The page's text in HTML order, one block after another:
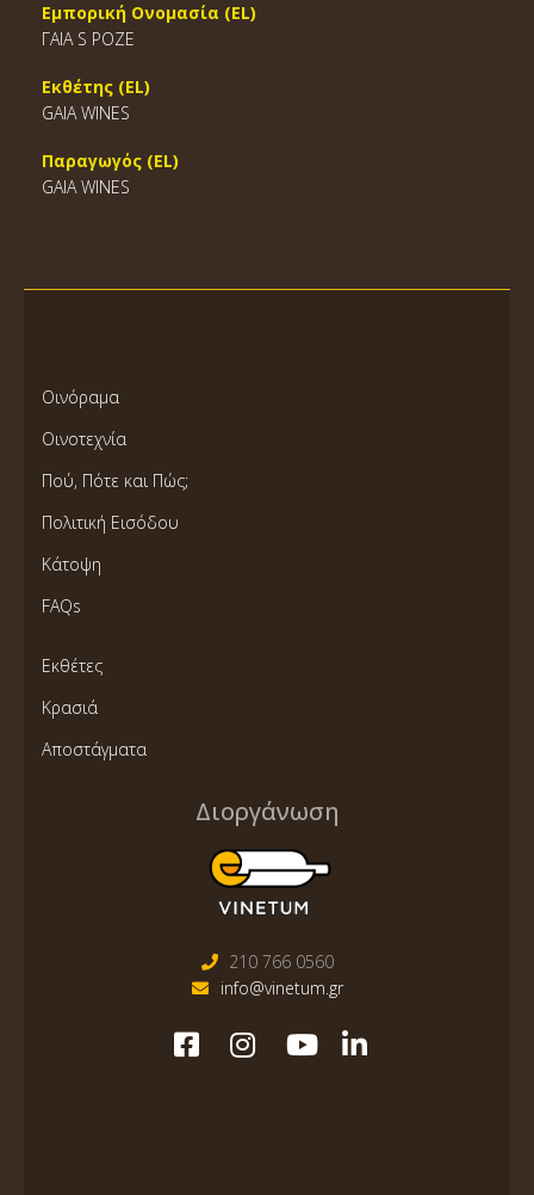
Εμπορική Ονομασία (EL)
ΓΑΙΑ S ΡΟΖΕ
Εκθέτης (EL)
GAIA WINES
Παραγωγός (EL)
GAIA WINES
Οινόραμα
Οινοτεχνία
Πού, Πότε και Πώς;
Πολιτική Εισόδου
Κάτοψη
FAQs
Εκθέτες
Κρασιά
Αποστάγματα
Διοργάνωση
210 766 0560
info@vinetum.gr